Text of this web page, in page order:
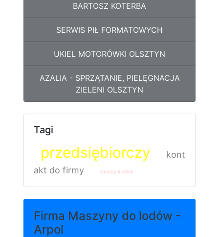
BARTOSZ KOTERBA
SERWIS PIŁ FORMATOWYCH
UKIEL MOTORÓWKI OLSZTYN
AZALIA - SPRZĄTANIE, PIELĘGNACJA
ZIELENI OLSZTYN
Tagi
przedsiębiorczy
kont
akt do firmy
zasoby ludzkie
Firma Maszyny do lodów -
Arpol